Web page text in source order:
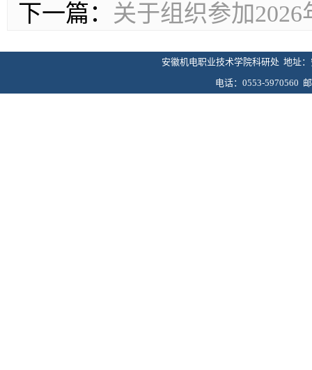
下一篇： 关于组织参加
安徽机电职业技术学院科研处 地址
电话：0553-5970560